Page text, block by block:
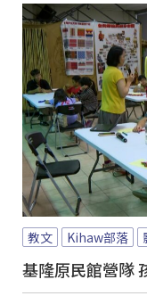
教文 Kihaw部落
基隆原民館營隊